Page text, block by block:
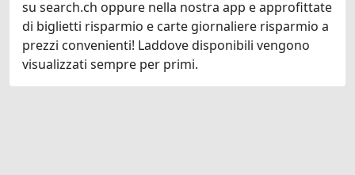
su search.ch oppure nella nostra app e approfittate
di biglietti risparmio e carte giornaliere risparmio a
prezzi convenienti! Laddove disponibili vengono
visualizzati sempre per primi.